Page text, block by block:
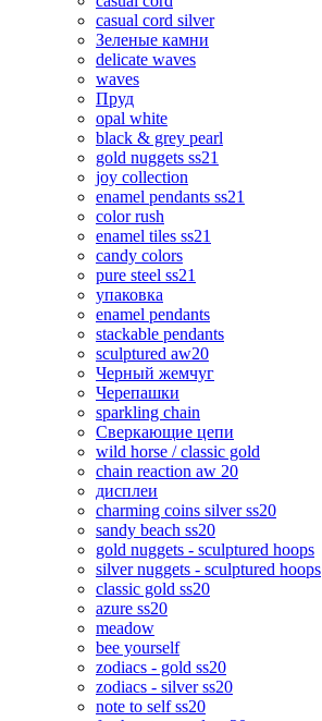
casual cord silver
Зеленые камни
delicate waves
waves
Пруд
opal white
black & grey pearl
gold nuggets ss21
joy collection
enamel pendants ss21
color rush
enamel tiles ss21
candy colors
pure steel ss21
упаковка
enamel pendants
stackable pendants
sculptured aw20
Черный жемчуг
Черепашки
sparkling chain
Сверкающие цепи
wild horse / classic gold
chain reaction aw 20
дисплеи
charming coins silver ss20
sandy beach ss20
gold nuggets - sculptured hoops
silver nuggets - sculptured hoops
classic gold ss20
azure ss20
meadow
bee yourself
zodiacs - gold ss20
zodiacs - silver ss20
note to self ss20